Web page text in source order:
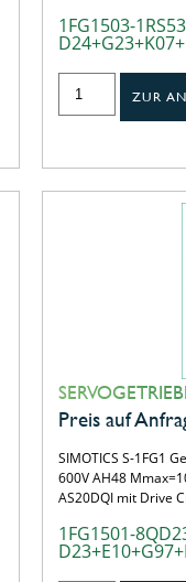
1FG1503-
ZUR
Preis auf
SIMOTICS S-1FG1
600V AH48
AS20DQI mit Drive
1FG1501-